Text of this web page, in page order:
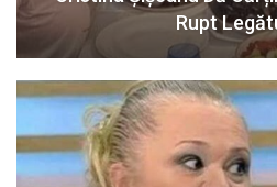
Rupt